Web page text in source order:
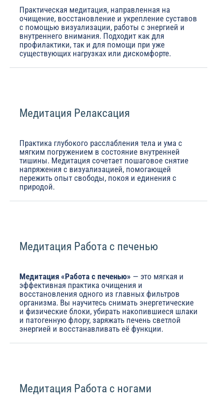
Практическая медитация, направленная на
очищение, восстановление и укрепление суставов
с помощью визуализации, работы с энергией и
внутреннего внимания. Подходит как для
профилактики, так и для помощи при уже
существующих нагрузках или дискомфорте.
Медитация Релаксация
Практика глубокого расслабления тела и ума с
мягким погружением в состояние внутренней
тишины. Медитация сочетает пошаговое снятие
напряжения с визуализацией, помогающей
пережить опыт свободы, покоя и единения с
природой.
Медитация Работа с печенью
Медитация «Работа с печенью» — это мягкая и
эффективная практика очищения и
восстановления одного из главных фильтров
организма. Вы научитесь снимать энергетические
и физические блоки, убирать накопившиеся шлаки
и патогенную флору, заряжать печень светлой
энергией и восстанавливать её функции.
Медитация Работа с ногами